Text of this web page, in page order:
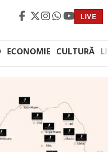
LIVE
ECONOMIE CULTURĂ